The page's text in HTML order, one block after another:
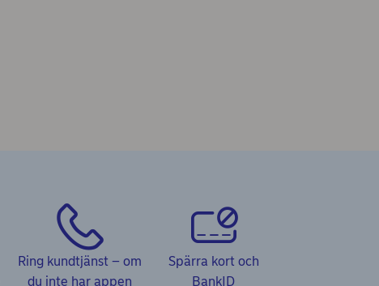
Ring kundtjänst – om
du inte har appen
Spärra kort och
BankID